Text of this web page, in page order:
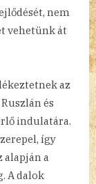
nem
vehetünk át
az
és
indulatára.
így
alapján a
A dalok